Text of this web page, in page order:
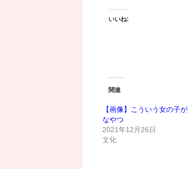
いいね:
関連
【画像】こういう女の子が
なやつ
2021年12月26日
文化